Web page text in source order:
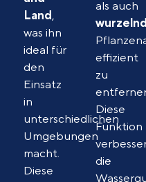
Land ,
was ihn
ideal für
den
Einsatz
in
unterschiedlichen
Umgebungen
macht.
Diese
als auch
effizient
zu
Diese
Funktion
die